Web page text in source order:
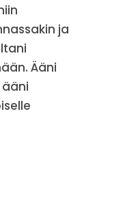
ja
Ääni